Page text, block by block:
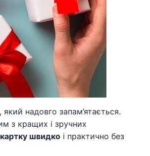
надовго запам’ятається.
з кращих і зручних
швидко і практично без